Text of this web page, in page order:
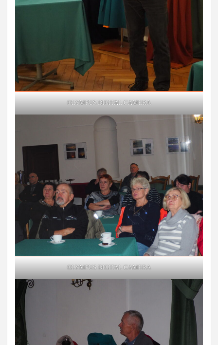
OLYMPUS DIGITAL CAMERA
OLYMPUS DIGITAL CAMERA